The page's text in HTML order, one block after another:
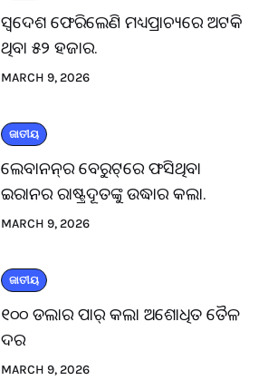
ସ୍ବଦେଶ ଫେରିଲେଣି ମଧ୍ୟପ୍ରାଚ୍ୟରେ ଅଟକି
ଥିବା ୫୨ ହଜାର.
MARCH 9, 2026
ଜାତୀୟ
ଲେବାନନ୍‌ର ବେରୁଟ୍‌ରେ ଫସିଥିବା
ଇରାନର ରାଷ୍ଟ୍ରଦୂତଙ୍କୁ ଉଦ୍ଧାର କଲା.
MARCH 9, 2026
ଜାତୀୟ
୧୦୦ ଡଲାର ପାର୍ କଲା ଅଶୋଧିତ ତୈଳ
ଦର
MARCH 9, 2026